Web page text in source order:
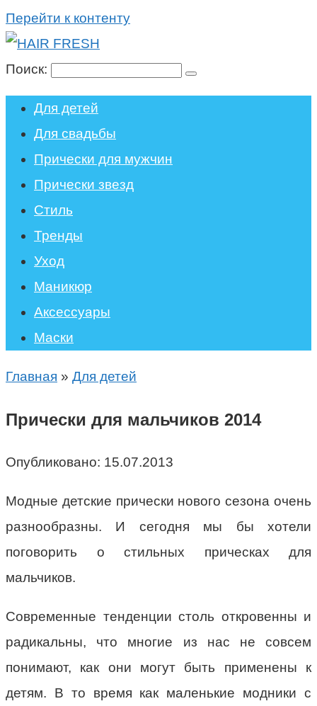
Перейти к контенту
Поиск:
Для детей
Для свадьбы
Прически для мужчин
Прически звезд
Стиль
Тренды
Уход
Маникюр
Аксессуары
Маски
Главная » Для детей
Прически для мальчиков 2014
Опубликовано: 15.07.2013
Модные детские прически нового сезона очень
разнообразны. И сегодня мы бы хотели
поговорить о стильных прическах для
мальчиков.
Современные тенденции столь откровенны и
радикальны, что многие из нас не совсем
понимают, как они могут быть применены к
детям. В то время как маленькие модники с